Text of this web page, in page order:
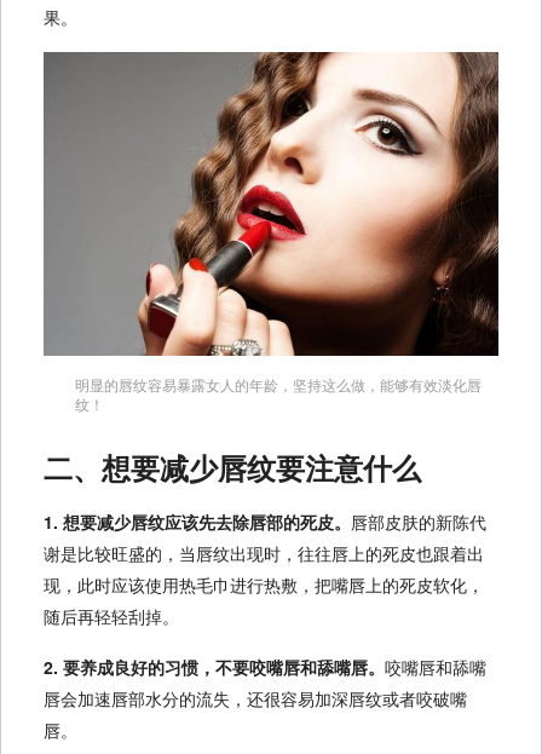
果。
明显的唇纹容易暴露女人的年龄，坚持这么做，能够有效淡化唇
纹！
二、想要减少唇纹要注意什么
1. 想要减少唇纹应该先去除唇部的死皮。 唇部皮肤的新陈代
谢是比较旺盛的，当唇纹出现时，往往唇上的死皮也跟着出
现，此时应该使用热毛巾进行热敷，把嘴唇上的死皮软化，
随后再轻轻刮掉。
2. 要养成良好的习惯，不要咬嘴唇和舔嘴唇。 咬嘴唇和舔嘴
唇会加速唇部水分的流失，还很容易加深唇纹或者咬破嘴
唇。